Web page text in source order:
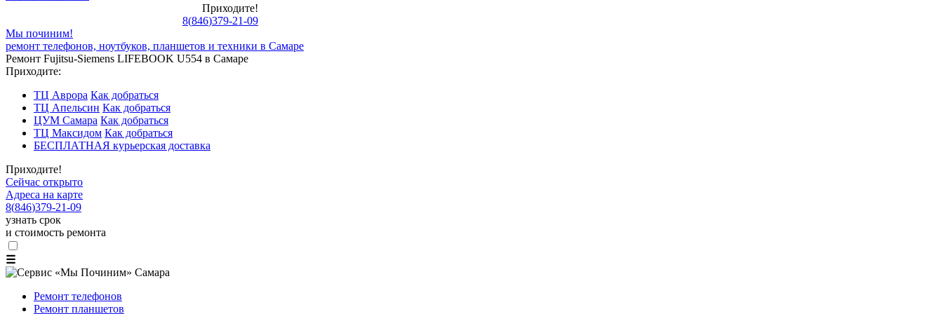
Приходите!
8(846)379-21-09
Мы починим!
ремонт телефонов, ноутбуков, планшетов и техники в Самаре
Ремонт Fujitsu-Siemens LIFEBOOK U554 в Самаре
Приходите:
ТЦ Аврора Как добраться
ТЦ Апельсин Как добраться
ЦУМ Самара Как добраться
ТЦ Максидом Как добраться
БЕСПЛАТНАЯ курьерская доставка
Приходите!
Сейчас открыто
Адреса на карте
8(846)379-21-09
узнать срок
и стоимость ремонта
☰
Ремонт телефонов
Ремонт планшетов